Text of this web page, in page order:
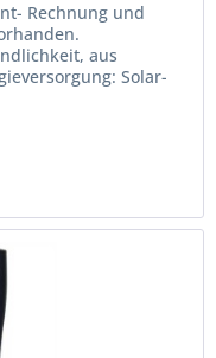
Rechnung und
aus
Solar-